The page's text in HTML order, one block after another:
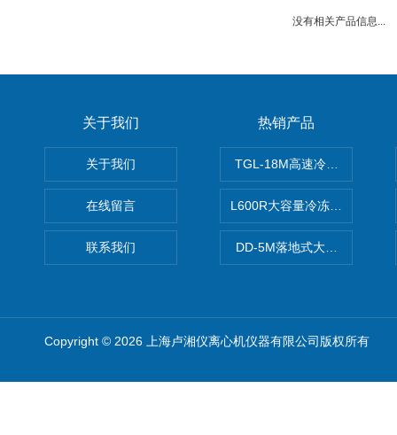
没有相关产品信息...
关于我们
关于我们
在线留言
联系我们
热销产品
TGL-18M高速冷冻离心机厂
L600R大容量冷冻离心机报价
DD-5M落地式大容量离心机
Copyright © 2026 上海卢湘仪离心机仪器有限公司版权所有